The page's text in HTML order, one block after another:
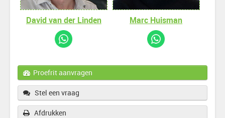
David van der Linden Marc Huisman
Proefrit aanvragen
Stel een vraag
Afdrukken